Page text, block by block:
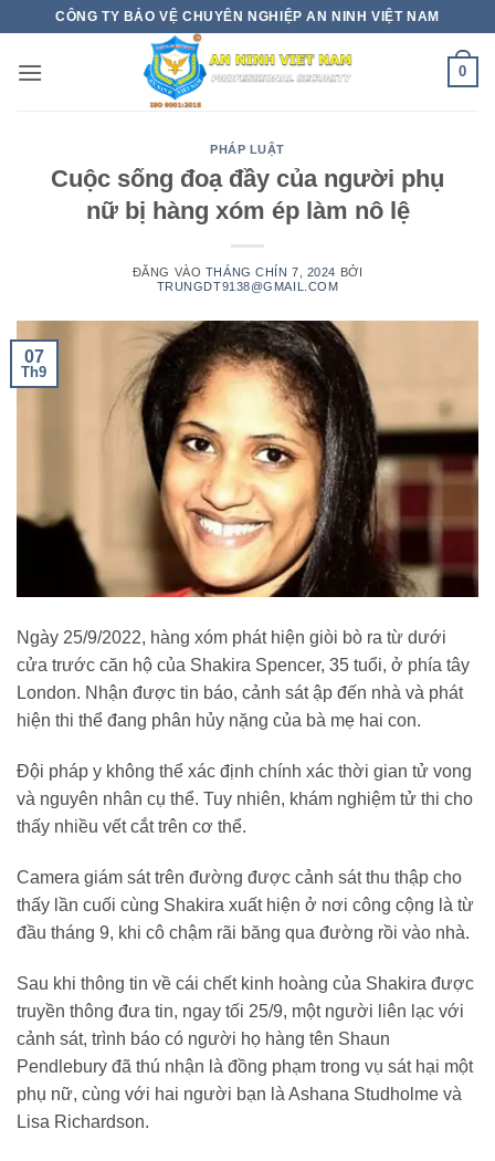
nội
CÔNG TY BẢO VỆ CHUYÊN NGHIỆP AN NINH VIỆT NAM
0
PHÁP LUẬT
Cuộc sống đoạ đầy của người phụ
nữ bị hàng xóm ép làm nô lệ
ĐĂNG VÀO THÁNG CHÍN 7, 2024 BỞI
TRUNGDT9138@GMAIL.COM
07
Th9
Ngày 25/9/2022, hàng xóm phát hiện giòi bò ra từ dưới
cửa trước căn hộ của Shakira Spencer, 35 tuổi, ở phía tây
London. Nhận được tin báo, cảnh sát ập đến nhà và phát
hiện thi thể đang phân hủy nặng của bà mẹ hai con.
Đội pháp y không thể xác định chính xác thời gian tử vong
và nguyên nhân cụ thể. Tuy nhiên, khám nghiệm tử thi cho
thấy nhiều vết cắt trên cơ thể.
Camera giám sát trên đường được cảnh sát thu thập cho
thấy lần cuối cùng Shakira xuất hiện ở nơi công cộng là từ
đầu tháng 9, khi cô chậm rãi băng qua đường rồi vào nhà.
Sau khi thông tin về cái chết kinh hoàng của Shakira được
truyền thông đưa tin, ngay tối 25/9, một người liên lạc với
cảnh sát, trình báo có người họ hàng tên Shaun
Pendlebury đã thú nhận là đồng phạm trong vụ sát hại một
phụ nữ, cùng với hai người bạn là Ashana Studholme và
Lisa Richardson.